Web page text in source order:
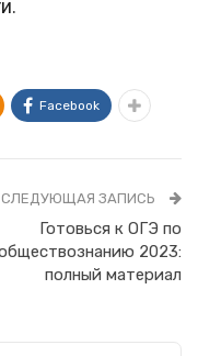
Facebook
СЛЕДУЮЩАЯ ЗАПИСЬ
Готовься к ОГЭ по
2023:
полный материал